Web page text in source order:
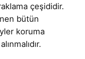
çeşididir.
bütün
koruma